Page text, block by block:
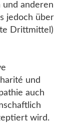
und anderen
jedoch über
Drittmittel)
und
auch
wird.